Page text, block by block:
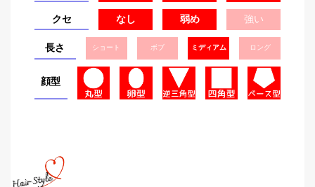
クセ なし 弱め 強い
長さ ショート ボブ ミディアム ロング
顔型